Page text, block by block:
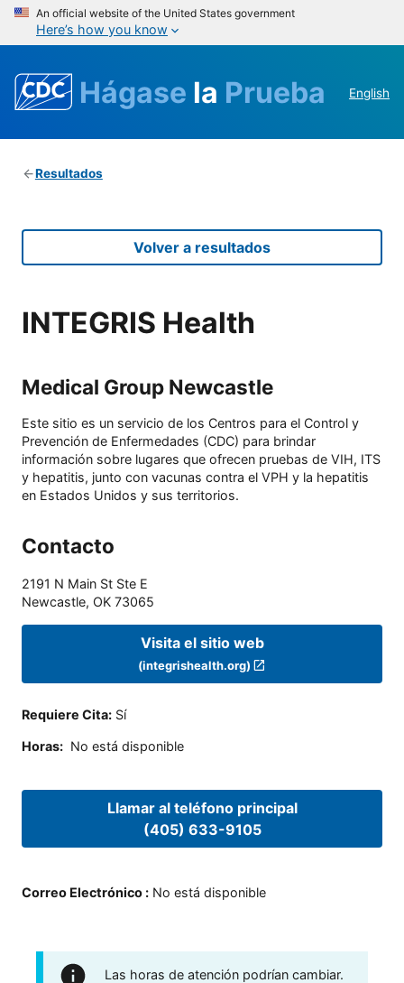
An official website of the United States government
Here’s how you know
Hágase la Prueba English
Resultados
Volver a resultados
INTEGRIS Health
Medical Group Newcastle
Este sitio es un servicio de los Centros para el Control y
Prevención de Enfermedades (CDC) para brindar
información sobre lugares que ofrecen pruebas de VIH, ITS
y hepatitis, junto con vacunas contra el VPH y la hepatitis
en Estados Unidos y sus territorios.
Contacto
2191 N Main St Ste E
Newcastle, OK 73065
Visita el sitio web
(integrishealth.org)
Requiere Cita: Sí
Horas: No está disponible
Llamar al teléfono principal
(405) 633-9105
Correo Electrónico : No está disponible
Las horas de atención podrían cambiar.